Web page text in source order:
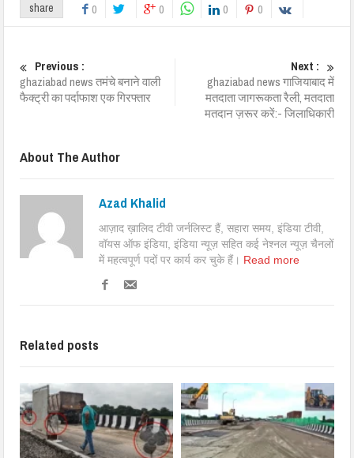
share 0 0 0 0
Previous :
ghaziabad news तमंचे बनाने वाली
फैक्ट्री का पर्दाफाश एक गिरफ्तार
Next :
ghaziabad news गाजियाबाद में
मतदाता जागरूकता रैली, मतदाता
मतदान ज़रूर करें:- जिलाधिकारी
About The Author
Azad Khalid
आज़ाद ख़ालिद टीवी जर्नलिस्ट हैं, सहारा समय, इंडिया टीवी,
वॉयस ऑफ इंडिया, इंडिया न्यूज़ सहित कई नेश्नल न्यूज़ चैनलों
में महत्वपूर्ण पदों पर कार्य कर चुके हैं। Read more
Related posts